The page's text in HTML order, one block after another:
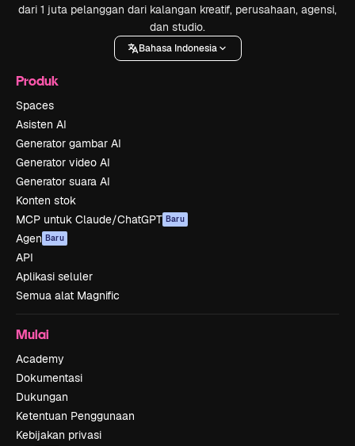
dari 1 juta pelanggan dari kalangan kreatif, perusahaan, agensi,
dan studio.
Bahasa Indonesia
Produk
Spaces
Asisten AI
Generator gambar AI
Generator video AI
Generator suara AI
Konten stok
MCP untuk Claude/ChatGPT Baru
Agen Baru
API
Aplikasi seluler
Semua alat Magnific
Mulai
Academy
Dokumentasi
Dukungan
Ketentuan Penggunaan
Kebijakan privasi